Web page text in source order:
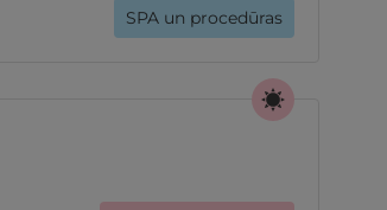
SPA un procedūras